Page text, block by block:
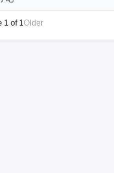
1 of 1Older